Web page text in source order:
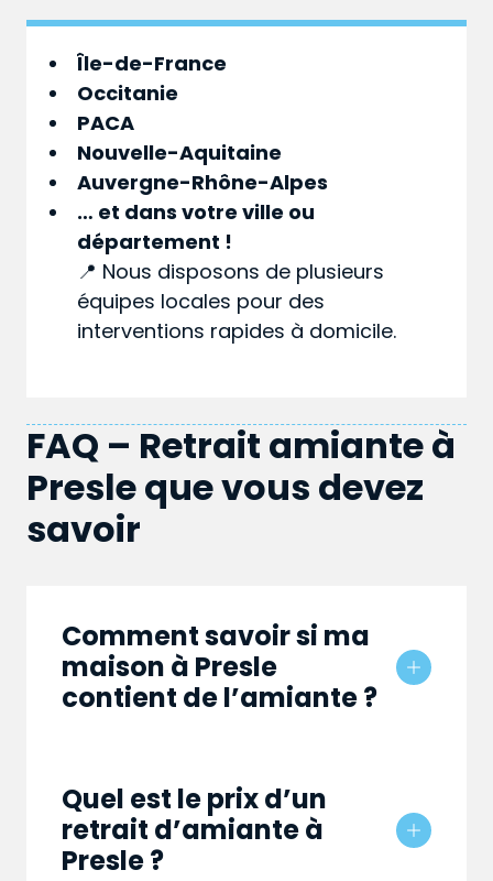
Île-de-France
Occitanie
PACA
Nouvelle-Aquitaine
Auvergne-Rhône-Alpes
… et dans votreville ou
département !
📍 Nous disposons de plusieurs
équipes locales pour des
interventions rapides à domicile.
FAQ – Retrait amiante à
Presle que vous devez
savoir
Comment savoir si ma
maison à Presle
contient de l’amiante ?
Quel est le prix d’un
retrait d’amiante à
Presle ?